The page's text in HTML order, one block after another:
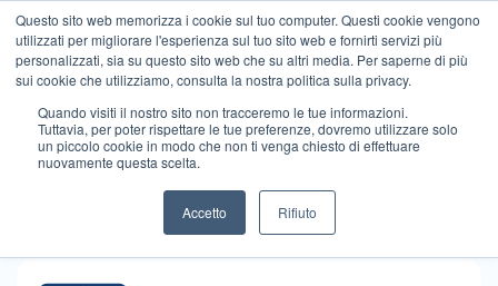
Questo sito web memorizza i cookie sul tuo computer. Questi cookie vengono
utilizzati per migliorare l'esperienza sul tuo sito web e fornirti servizi più
personalizzati, sia su questo sito web che su altri media. Per saperne di più
sui cookie che utilizziamo, consulta la nostra politica sulla privacy.
Quando visiti il ​​nostro sito non tracceremo le tue informazioni.
Tuttavia, per poter rispettare le tue preferenze, dovremo utilizzare solo
un piccolo cookie in modo che non ti venga chiesto di effettuare
nuovamente questa scelta.
Accetto Rifiuto